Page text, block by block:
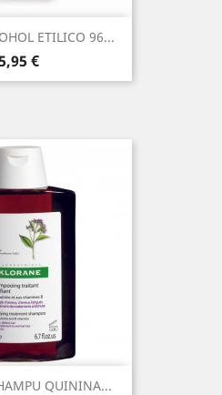
ETILICO 96...
€
QUININA...